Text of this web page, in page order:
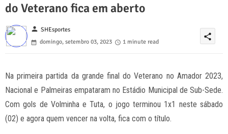
do Veterano fica em aberto
person SHEsportes
domingo, setembro 03, 2023
1 minute read
share
Na primeira partida da grande final do Veterano no Amador 2023,
Nacional e Palmeiras empataram no Estádio Municipal de Sub-Sede.
Com gols de Volminha e Tuta, o jogo terminou 1x1 neste sábado
(02) e agora quem vencer na volta, fica com o título.